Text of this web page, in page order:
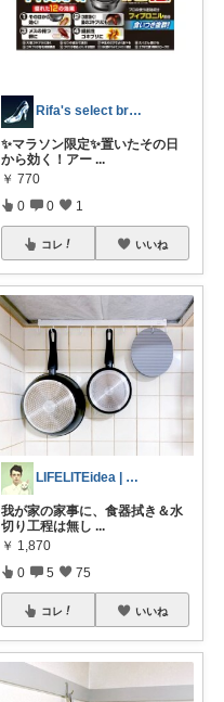
Rifa's select branch
✨マラソン限定✨置いたその日
から効く！アー ...
￥ 770
0 0 1
コレ いいね
LIFELITEidea | 人生を軽く
我が家の家事に、食器拭き＆水
切り工程は無し ...
￥ 1,870
0 5 75
コレ いいね